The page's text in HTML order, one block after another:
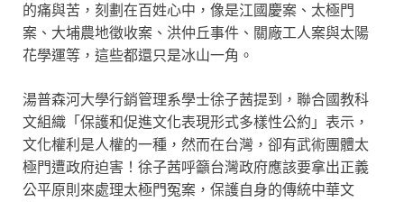
的痛與苦，刻劃在百姓心中，像是江國慶案、太極門
案、大埔農地徵收案、洪仲丘事件、關廠工人案與太陽
花學運等，這些都還只是冰山一角。
湯普森河大學行銷管理系學士徐子茜提到，聯合國教科
文組織「保護和促進文化表現形式多樣性公約」表示，
文化權利是人權的一種，然而在台灣，卻有武術團體太
極門遭政府迫害！徐子茜呼籲台灣政府應該要拿出正義
公平原則來處理太極門冤案，保護自身的傳統中華文